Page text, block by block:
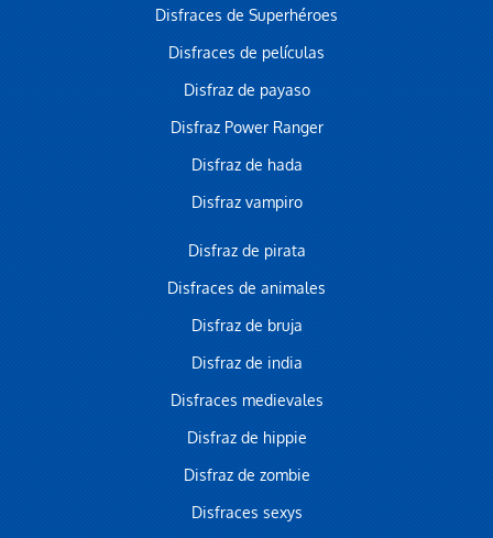
Disfraces de Superhéroes
Disfraces de películas
Disfraz de payaso
Disfraz Power Ranger
Disfraz de hada
Disfraz vampiro
Disfraz de pirata
Disfraces de animales
Disfraz de bruja
Disfraz de india
Disfraces medievales
Disfraz de hippie
Disfraz de zombie
Disfraces sexys